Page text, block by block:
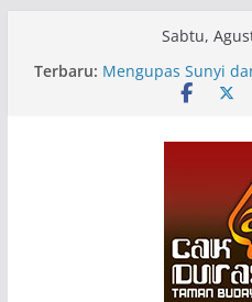
Sabtu,
Terbaru: Pameran Lukisan
Kota Blitar : Ketika
Mengupas Sunyi
Menjaga Marwah
Kunjungan Kerja Ir.
(BHS) Anggota DPR
Pameran Tunggal
“Tumbang
Derita Pekerja